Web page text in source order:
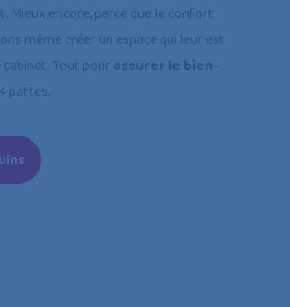
Mieux encore, parce que le confort
même créer un espace qui leur est
Tout pour assurer le bien-
pattes.